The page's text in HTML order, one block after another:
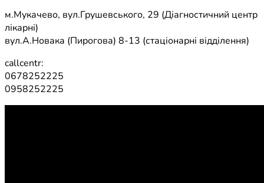
м.Мукачево, вул.Грушевського, 29 (Діагностичний центр
лікарні)
вул.А.Новака (Пирогова) 8-13 (стаціонарні відділення)
callcentr:
0678252225
0958252225